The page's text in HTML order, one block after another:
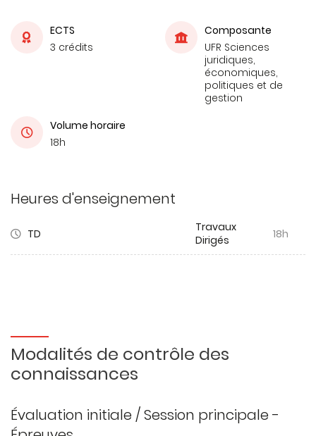
ECTS
3 crédits
Composante
UFR Sciences
juridiques,
économiques,
politiques et de
gestion
Volume horaire
18h
Heures d'enseignement
TD
Travaux
Dirigés
18h
Modalités de contrôle des
connaissances
Évaluation initiale / Session principale -